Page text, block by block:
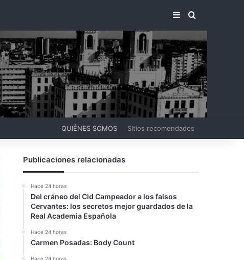
BARRA LATERAL
BUSCAR
QUIÉNES SOMOS Sitios recomendados
Publicaciones relacionadas
Hace 24 horas
Del cráneo del Cid Campeador a los falsos
Cervantes: los secretos mejor guardados de la
Real Academia Española
Hace 24 horas
Carmen Posadas: Body Count
Hace 24 horas